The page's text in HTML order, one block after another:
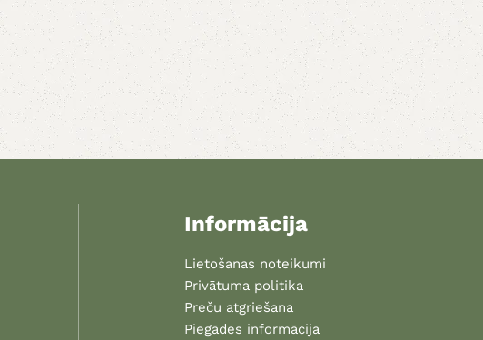
Informācija
Lietošanas noteikumi
Privātuma politika
Preču atgriešana
Piegādes informācija